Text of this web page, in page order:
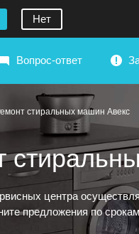
Нет
Вопрос-ответ
стиральных машин Авекс
центра
предложения по